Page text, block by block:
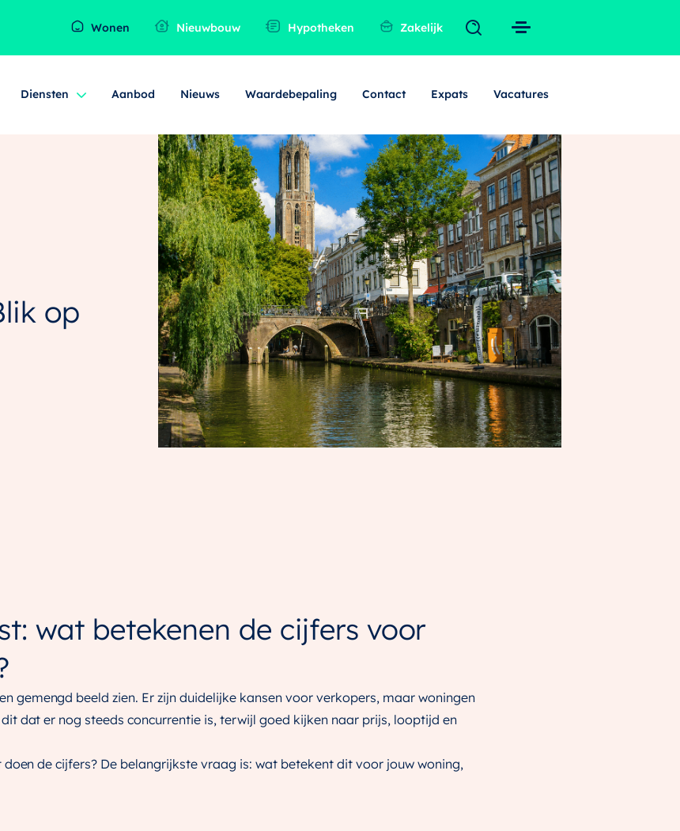
Wonen Nieuwbouw Hypotheken Zakelijk
Diensten Aanbod Nieuws Waardebepaling Contact Expats Vacatures
op
wat betekenen de cijfers voor
gemengd beeld zien. Er zijn duidelijke kansen voor verkopers, maar woningen
dat er nog steeds concurrentie is, terwijl goed kijken naar prijs, looptijd en
de cijfers? De belangrijkste vraag is: wat betekent dit voor jouw woning,